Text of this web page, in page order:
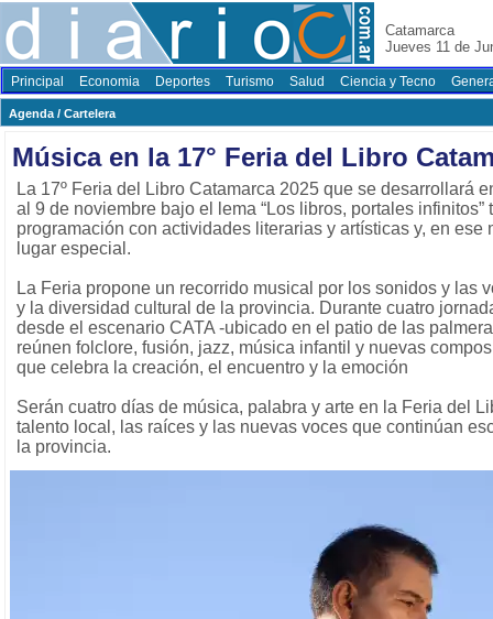
Catamarca
Jueves 11 de
Principal Economia Deportes Turismo Salud Ciencia y Tecno
Agenda / Cartelera
Música en la 17° Feria del Libro
La 17º Feria del Libro Catamarca 2025 que se desarrollará
al 9 de noviembre bajo el lema “Los libros, portales infinitos”
programación con actividades literarias y artísticas y, en ese
lugar especial.
La Feria propone un recorrido musical por los sonidos y las
y la diversidad cultural de la provincia. Durante cuatro
desde el escenario CATA -ubicado en el patio de las
reúnen folclore, fusión, jazz, música infantil y nuevas
que celebra la creación, el encuentro y la emoción
Serán cuatro días de música, palabra y arte en la Feria del
talento local, las raíces y las nuevas voces que continúan
la provincia.